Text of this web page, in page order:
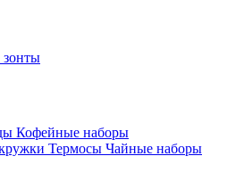
Кофейные наборы
Термосы Чайные наборы